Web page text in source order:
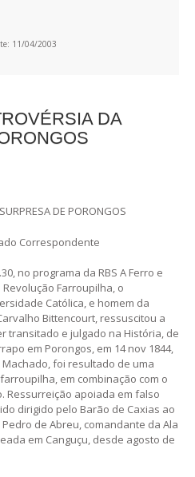
11/04/2003
DA
DE PORONGOS
Correspondente
no programa da RBS A Ferro e
Farroupilha, o
Católica, e homem da
Bittencourt, ressuscitou a
transitado e julgado na História, de
em Porongos, em 14 nov 1844,
foi resultado de uma
em combinação com o
Ressurreição apoiada em falso
dirigido pelo Barão de Caxias ao
de Abreu, comandante da Ala
em Canguçu, desde agosto de